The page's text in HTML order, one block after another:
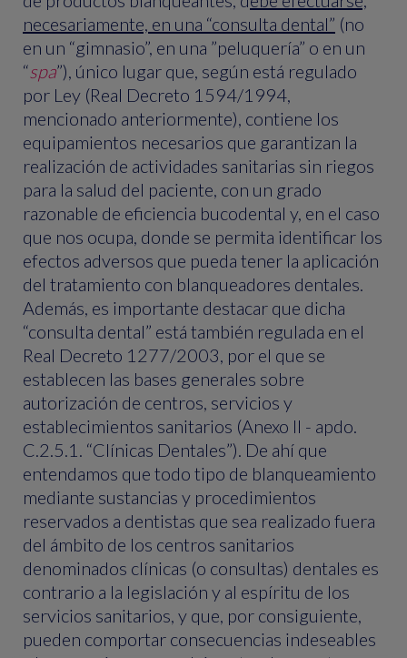
necesariamente, en una “consulta dental” (no
en un “gimnasio”, en una ”peluquería” o en un
“spa”), único lugar que, según está regulado
por Ley (Real Decreto 1594/1994,
mencionado anteriormente), contiene los
equipamientos necesarios que garantizan la
realización de actividades sanitarias sin riegos
para la salud del paciente, con un grado
razonable de eficiencia bucodental y, en el caso
que nos ocupa, donde se permita identificar los
efectos adversos que pueda tener la aplicación
del tratamiento con blanqueadores dentales.
Además, es importante destacar que dicha
“consulta dental” está también regulada en el
Real Decreto 1277/2003, por el que se
establecen las bases generales sobre
autorización de centros, servicios y
establecimientos sanitarios (Anexo II - apdo.
C.2.5.1. “Clínicas Dentales”). De ahí que
entendamos que todo tipo de blanqueamiento
mediante sustancias y procedimientos
reservados a dentistas que sea realizado fuera
del ámbito de los centros sanitarios
denominados clínicas (o consultas) dentales es
contrario a la legislación y al espíritu de los
servicios sanitarios, y que, por consiguiente,
pueden comportar consecuencias indeseables